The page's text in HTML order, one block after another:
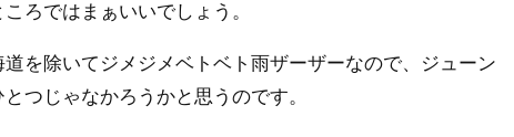
ろではまぁいいでしょう。
を除いてジメジメベトベト雨ザーザーなので、ジューン
つじゃなかろうかと思うのです。